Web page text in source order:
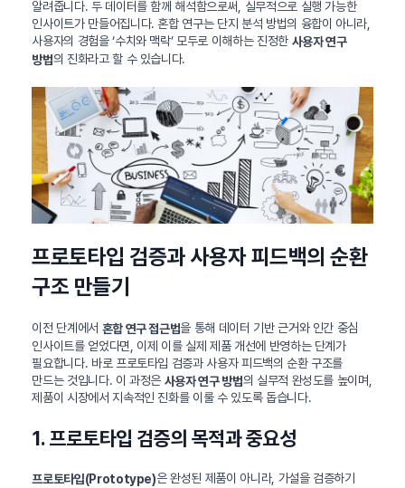
알려줍니다. 두 데이터를 함께 해석함으로써, 실무적으로 실행 가능한
인사이트가 만들어집니다. 혼합 연구는 단지 분석 방법의 융합이 아니라,
사용자의 경험을 ‘수치와 맥락’ 모두로 이해하는 진정한 사용자 연구
방법의 진화라고 할 수 있습니다.
프로토타입 검증과 사용자 피드백의 순환
구조 만들기
이전 단계에서 혼합 연구 접근법을 통해 데이터 기반 근거와 인간 중심
인사이트를 얻었다면, 이제 이를 실제 제품 개선에 반영하는 단계가
필요합니다. 바로 프로토타입 검증과 사용자 피드백의 순환 구조를
만드는 것입니다. 이 과정은 사용자 연구 방법의 실무적 완성도를 높이며,
제품이 시장에서 지속적인 진화를 이룰 수 있도록 돕습니다.
1. 프로토타입 검증의 목적과 중요성
프로토타입(Prototype)은 완성된 제품이 아니라, 가설을 검증하기